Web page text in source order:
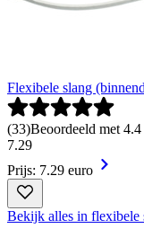
Flexibele slang
(33)Beoordeeld met
7.29
Prijs: 7.29 euro
Bekijk alles in flexibele